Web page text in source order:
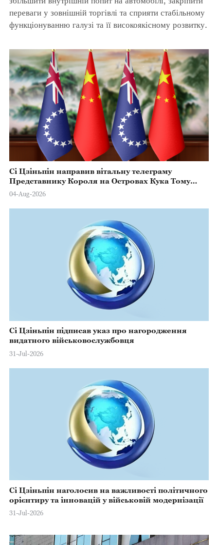
переваги у зовнішній торгівлі та сприяти стабільному
функціонуванню галузі та її високоякісному розвитку.
Сі Цзіньпін направив вітальну телеграму
Представнику Короля на Островах Кука Тому
Марстерсу з нагоди Дня Конституції
04-Aug-2026
Сі Цзіньпін підписав указ про нагородження
видатного військовослужбовця
31-Jul-2026
Сі Цзіньпін наголосив на важливості політичного
орієнтиру та інновацій у військовій модернізації
31-Jul-2026